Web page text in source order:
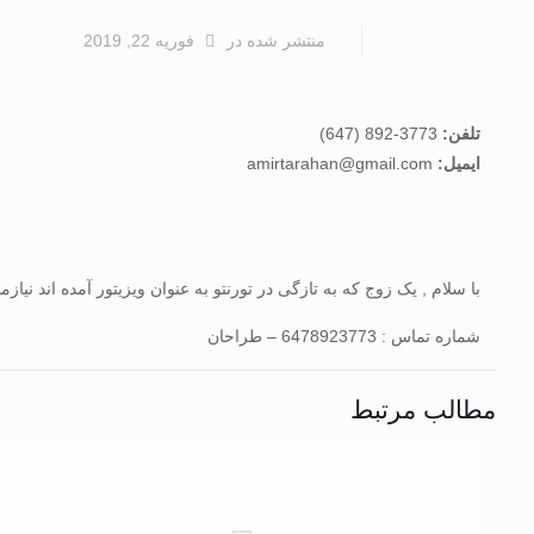
منتشر شده در فوریه 22, 2019
تلفن:
ایمیل:
با سلام , یک زوج که به تازگی در تورنتو به عنوان ویزیتور آمده
شماره تماس : 6478923773 – طراحان
مطالب مرتبط